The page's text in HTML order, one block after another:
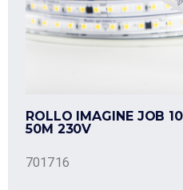
ROLLO IMAGINE JOB
50M 230V
701716